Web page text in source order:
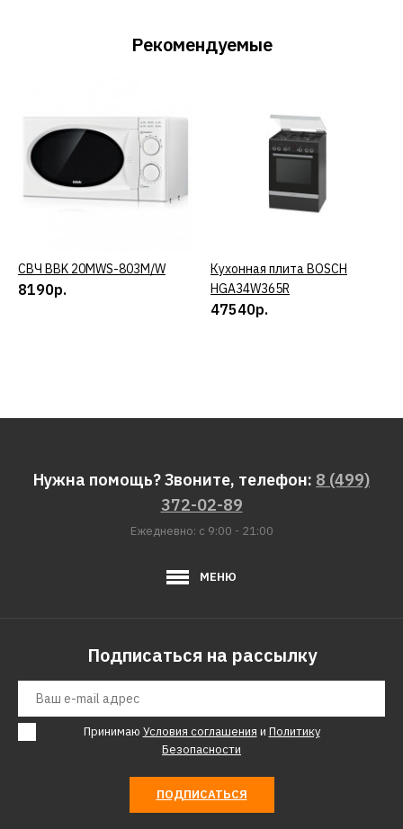
Рекомендуемые
КУПИТЬ
СВЧ BBK 20MWS-803M/W
8190р.
КУПИТЬ
Кухонная плита BOSCH
HGA34W365R
47540р.
Нужна помощь? Звоните, телефон: 8 (499)
372-02-89
Ежедневно: с 9:00 - 21:00
МЕНЮ
Подписаться на рассылку
Принимаю Условия соглашения и Политику
Безопасности
ПОДПИСАТЬСЯ